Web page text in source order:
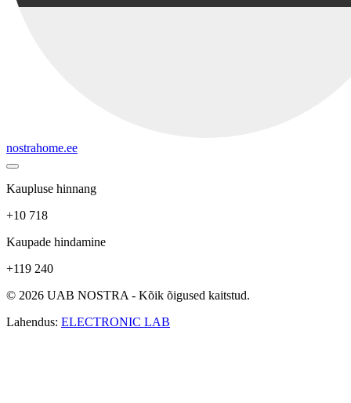
nostrahome.ee
Kaupluse hinnang
+10 718
Kaupade hindamine
+119 240
© 2026 UAB NOSTRA - Kõik õigused kaitstud.
Lahendus: ELECTRONIC LAB